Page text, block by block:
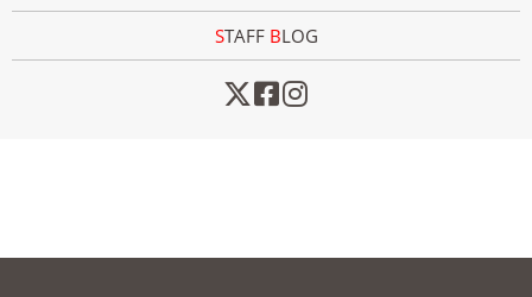
STAFF BLOG